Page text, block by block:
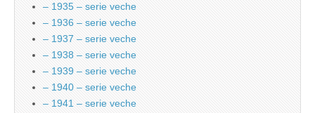
– 1935 – serie veche
– 1936 – serie veche
– 1937 – serie veche
– 1938 – serie veche
– 1939 – serie veche
– 1940 – serie veche
– 1941 – serie veche